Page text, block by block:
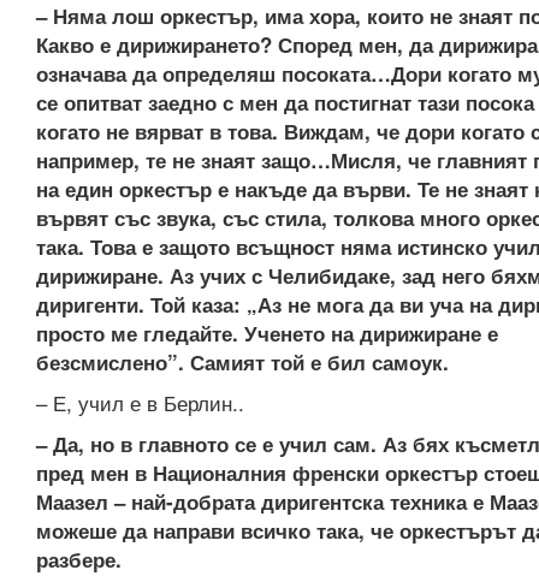
– Няма лош оркестър, има хора, които не знаят
Какво е дирижирането? Според мен, да
означава да определяш посоката…Дори когато
се опитват заедно с мен да постигнат тази
когато не вярват в това. Виждам, че дори когато
например, те не знаят защо…Мисля, че главният
на един оркестър е накъде да върви. Те не знаят
вървят със звука, със стила, толкова много
така. Това е защото всъщност няма истинско
дирижиране. Аз учих с Челибидаке, зад него
диригенти. Той каза: „Аз не мога да ви уча на
просто ме гледайте. Ученето на дирижиране е
безсмислено”. Самият той е бил самоук.
– Е, учил е в Берлин..
– Да, но в главното се е учил сам. Аз бях
пред мен в Националния френски оркестър
Маазел – най-добрата диригентска техника е
можеше да направи всичко така, че оркестърът
разбере.